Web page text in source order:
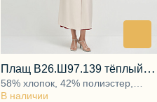
В наличии
Плащ В26.Ш97.139 тёплый
белый
58% хлопок, 42% полиэстер,
подкладка 45% вискоза, 55%